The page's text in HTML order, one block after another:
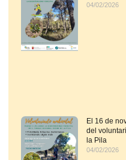
04/02/2026
El 16 de
del
la Pila
04/02/2026